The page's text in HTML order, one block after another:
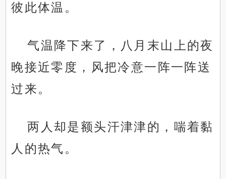
彼此体温。
气温降下来了，八月末山上的夜
晚接近零度，风把冷意一阵一阵送
过来。
两人却是额头汗津津的，喘着黏
人的热气。